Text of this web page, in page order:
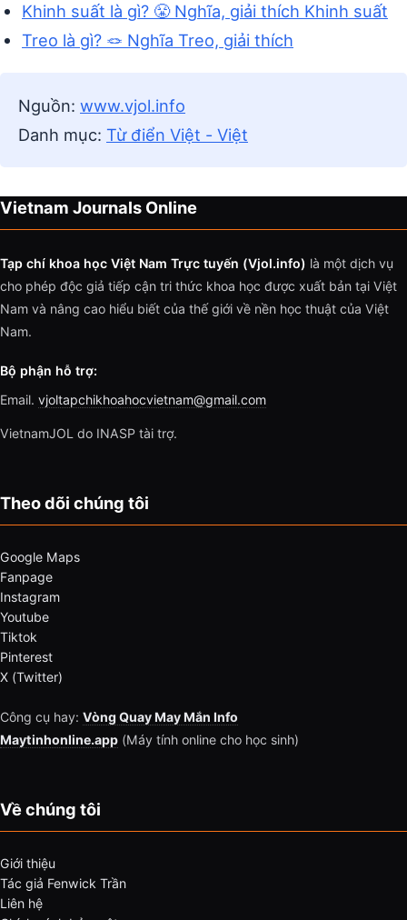
Khinh suất là gì? 😤 Nghĩa, giải thích Khinh suất
Treo là gì? 🪢 Nghĩa Treo, giải thích
Nguồn: www.vjol.info
Danh mục: Từ điển Việt - Việt
Vietnam Journals Online
Tạp chí khoa học Việt Nam Trực tuyến (Vjol.info) là một dịch vụ
cho phép độc giả tiếp cận tri thức khoa học được xuất bản tại Việt
Nam và nâng cao hiểu biết của thế giới về nền học thuật của Việt
Nam.
Bộ phận hỗ trợ:
Email. vjoltapchikhoahocvietnam@gmail.com
VietnamJOL do INASP tài trợ.
Theo dõi chúng tôi
Google Maps
Fanpage
Instagram
Youtube
Tiktok
Pinterest
X (Twitter)
Công cụ hay: Vòng Quay May Mắn Info
Maytinhonline.app (Máy tính online cho học sinh)
Về chúng tôi
Giới thiệu
Tác giả Fenwick Trần
Liên hệ